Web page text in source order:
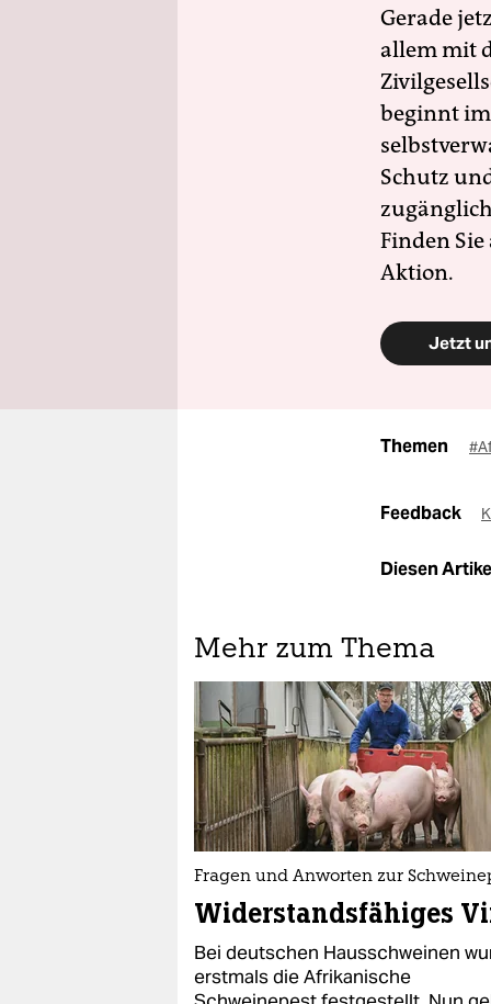
Gerade
allem mit
beginnt
Schutz
Finden
Aktion.
Jetzt
Themen
Feedback
Diesen
Mehr zum Thema
Fragen und Anworten zur
Widerstandsfähiges
Bei deutschen Hausschweinen
erstmals die Afrikanische